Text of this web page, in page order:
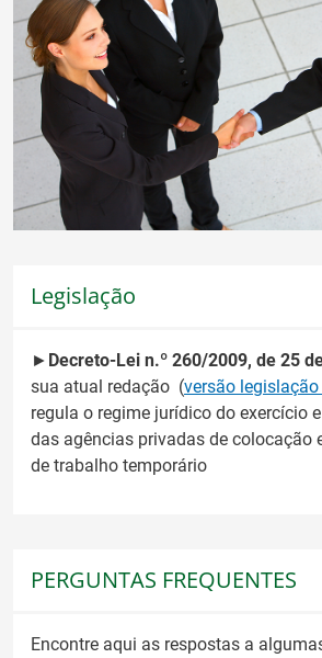
Legislação
► Decreto-Lei n.º 260/2009, de 25
sua atual redação (versão
regula o regime jurídico do exercício
das agências privadas de colocação
de trabalho temporário
PERGUNTAS FREQUENTES
Encontre aqui as respostas a